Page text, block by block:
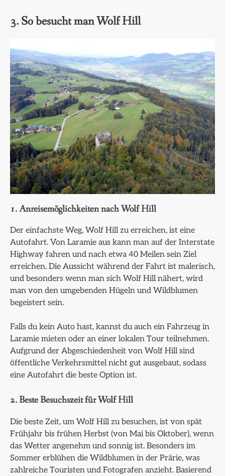
3. So besucht man Wolf Hill
1. Anreisemöglichkeiten nach Wolf Hill
Der einfachste Weg, Wolf Hill zu erreichen, ist eine
Autofahrt. Von Laramie aus kann man auf der Interstate
Highway fahren und nach etwa 40 Meilen sein Ziel
erreichen. Die Aussicht während der Fahrt ist malerisch,
und besonders wenn man sich Wolf Hill nähert, wird
man von den umgebenden Hügeln und Wildblumen
begeistert sein.
Falls du kein Auto hast, kannst du auch ein Fahrzeug in
Laramie mieten oder an einer lokalen Tour teilnehmen.
Aufgrund der Abgeschiedenheit von Wolf Hill sind
öffentliche Verkehrsmittel nicht gut ausgebaut, sodass
eine Autofahrt die beste Option ist.
2. Beste Besuchszeit für Wolf Hill
Die beste Zeit, um Wolf Hill zu besuchen, ist von spät
Frühjahr bis frühen Herbst (von Mai bis Oktober), wenn
das Wetter angenehm und sonnig ist. Besonders im
Sommer erblühen die Wildblumen in der Prärie, was
zahlreiche Touristen und Fotografen anzieht. Basierend